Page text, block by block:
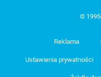
©
Reklama
Ustawienia prywatności